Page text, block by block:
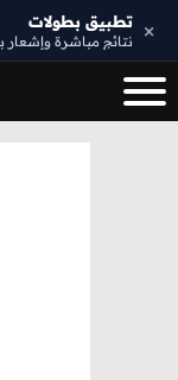
× تطبيق بطولات
نتائج مباشرة